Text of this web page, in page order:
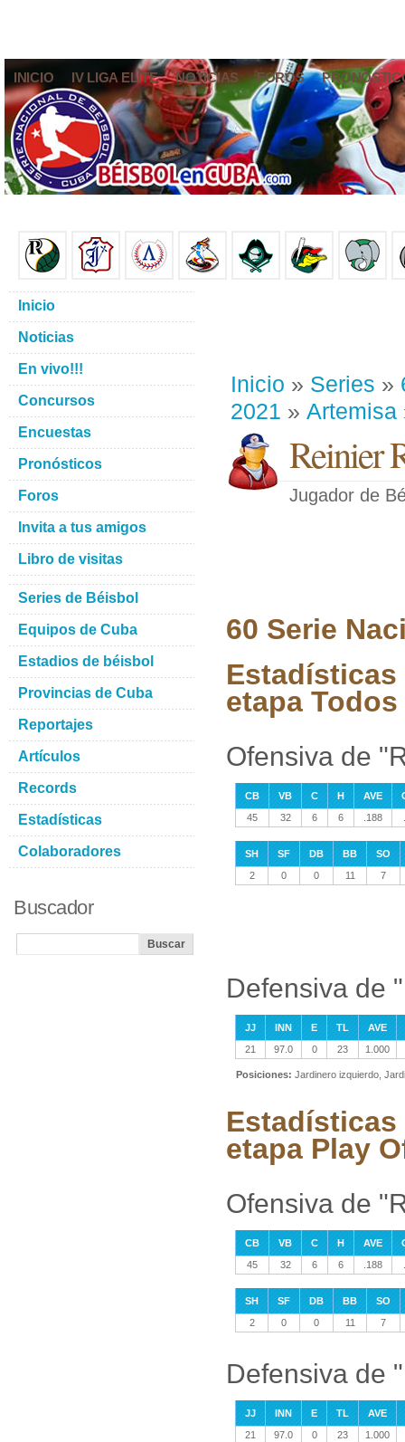
INICIO IV LIGA ELITE NOTICIAS FOROS
Inicio » Series »
2021 » Artemisa
Reinier
Jugador de
60 Serie
Estadísticas
etapa
Ofensiva de
CB VB C H AVE
45
32 6 6 .188
SH SF DB BB
SO
2
0 0 11 7
Defensiva de
JJ INN E TL
AVE
21
97.0 0 23 1.000
Posiciones: Jardinero izquierdo,
Estadísticas
etapa Play
Ofensiva de
CB VB C H AVE
45
32 6 6 .188
SH SF DB BB
SO
2
0 0 11 7
Defensiva de
JJ INN E TL
AVE
21
97.0 0 23 1.000
Inicio
Noticias
En vivo!!!
Concursos
Encuestas
Pronósticos
Foros
Invita a tus amigos
Libro de visitas
Series de Béisbol
Equipos de Cuba
Estadios de béisbol
Provincias de Cuba
Reportajes
Artículos
Records
Estadísticas
Colaboradores
Buscador